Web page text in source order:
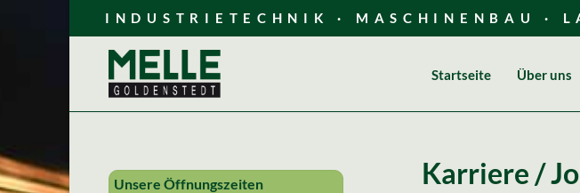
INDUSTRIETECHNIK · MASCHINENBAU ·
Startseite Über uns
Karriere /
Unsere Öffnungszeiten